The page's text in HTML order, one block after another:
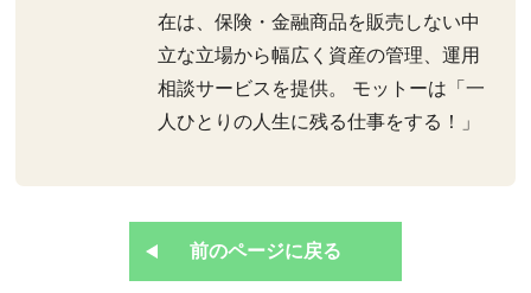
在は、保険・金融商品を販売しない中
立な立場から幅広く資産の管理、運用
相談サービスを提供。 モットーは「一
人ひとりの人生に残る仕事をする！」
前のページに戻る